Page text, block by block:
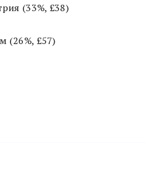
(33%, £38)
(26%, £57)